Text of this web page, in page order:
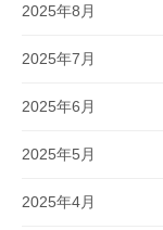
2025年8月
2025年7月
2025年6月
2025年5月
2025年4月